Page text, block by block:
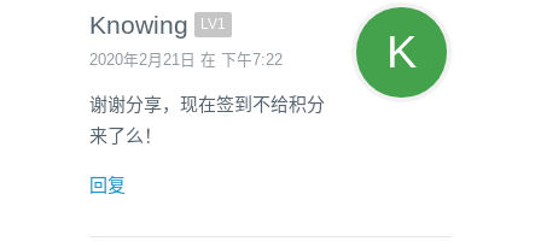
Knowing LV1
2020年2月21日 在 下午7:22
谢谢分享，现在签到不给积分
来了么！
回复